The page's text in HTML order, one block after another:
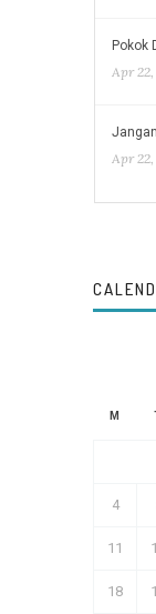
Pokok
Apr 22,
Apr 22,
M
4
11
18